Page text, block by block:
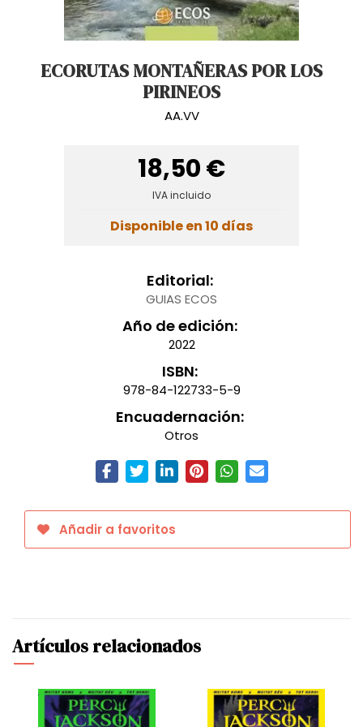
ECORUTAS MONTAÑERAS POR LOS
PIRINEOS
AA.VV
18,50 €
IVA incluido
Disponible en 10 días
Editorial:
GUIAS ECOS
Año de edición:
2022
ISBN:
978-84-122733-5-9
Encuadernación:
Otros
Añadir a favoritos
Artículos relacionados